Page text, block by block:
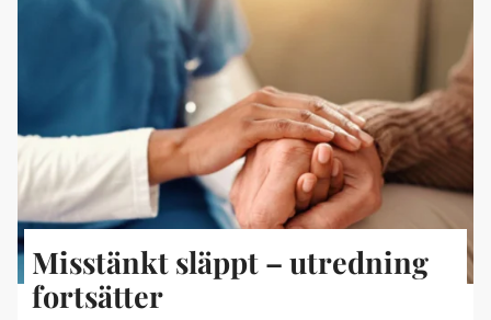
Misstänkt släppt – utredning
fortsätter